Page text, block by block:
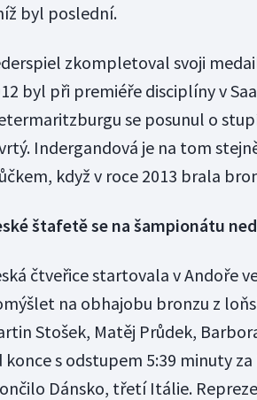
byl poslední.
zkompletoval svoji
byl při premiéře disciplíny v
se posunul o
Indergandová je na tom
když v roce 2013 brala
štafetě se na šampionátu
čtveřice startovala v Andoře
na obhajobu bronzu z
Stošek, Matěj Průdek,
konce s odstupem 5:39 minuty
Dánsko, třetí Itálie.